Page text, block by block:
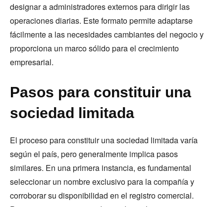
designar a administradores externos para dirigir las
operaciones diarias. Este formato permite adaptarse
fácilmente a las necesidades cambiantes del negocio y
proporciona un marco sólido para el crecimiento
empresarial.
Pasos para constituir una
sociedad limitada
El proceso para constituir una sociedad limitada varía
según el país, pero generalmente implica pasos
similares. En una primera instancia, es fundamental
seleccionar un nombre exclusivo para la compañía y
corroborar su disponibilidad en el registro comercial.